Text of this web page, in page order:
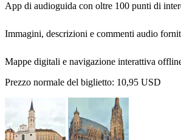
App di audioguida con oltre 100 punti di
Immagini, descrizioni e commenti audio
Mappe digitali e navigazione interattiva
Prezzo normale del biglietto: 10,95 USD